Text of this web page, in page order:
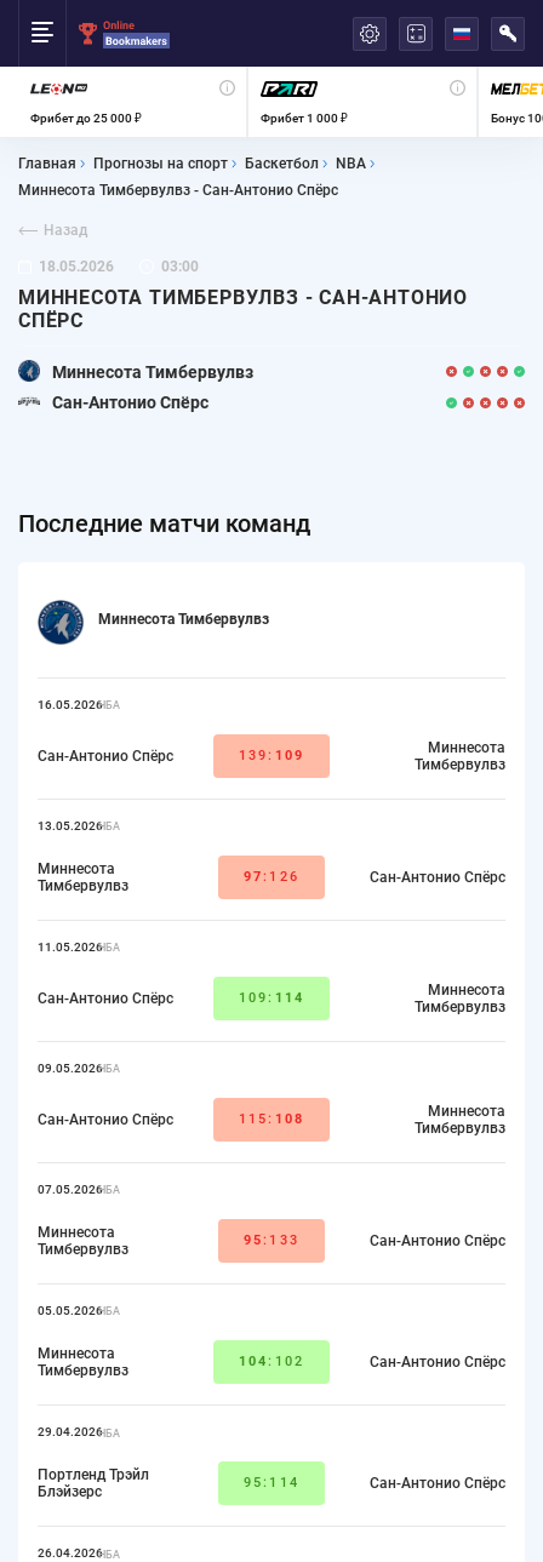
Фрибет до 25 000 ₽ Фрибет 1 000 ₽ Бонус
Главная Прогнозы на спорт Баскетбол
NBA
Миннесота Тимбервулвз - Сан-Антонио Спёрс
Назад
18.05.2026 03:00
МИННЕСОТА ТИМБЕРВУЛВЗ - САН-АНТОНИО
СПЁРС
Миннесота Тимбервулвз
Сан-Антонио Спёрс
Последние матчи команд
Миннесота Тимбервулвз
16.05.2026НБА
Сан-Антонио Спёрс 139: 109
Миннесота
Тимбервулвз
13.05.2026НБА
Миннесота
Тимбервулвз
97:126 Сан-Антонио Спёрс
11.05.2026НБА
Сан-Антонио Спёрс 109: 114
Миннесота
Тимбервулвз
09.05.2026НБА
Сан-Антонио Спёрс 115: 108
Миннесота
Тимбервулвз
07.05.2026НБА
Миннесота
Тимбервулвз
95:133 Сан-Антонио Спёрс
05.05.2026НБА
Миннесота
Тимбервулвз
104:102 Сан-Антонио Спёрс
29.04.2026НБА
Портленд Трэйл
Блэйзерс
95:114 Сан-Антонио Спёрс
26.04.2026НБА